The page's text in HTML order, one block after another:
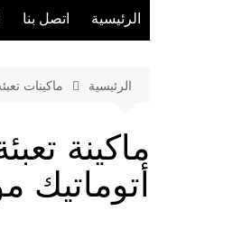
الرئيسية اتصل بنا
الرئيسية ماكينات
ماكينة
أتوماتيك موديل 951